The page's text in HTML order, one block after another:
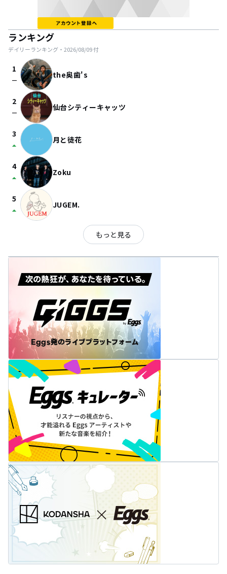
ランキング
デイリーランキング・ 2026/08/09付
1
check_indeterminate_small the奥歯's
2
check_indeterminate_small 仙台シティーキャッツ
3
arrow_drop_up 月と徒花
4
arrow_drop_up Zoku
5
arrow_drop_up JUGEM.
もっと見る